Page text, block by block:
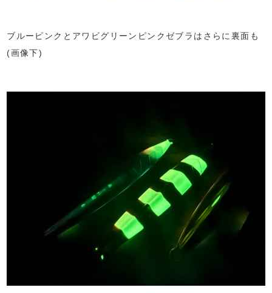
ブルーピンクとアワビグリーンピンクゼブラはさらに裏面も
(画像下)